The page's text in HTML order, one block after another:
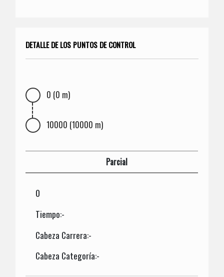
DETALLE DE LOS PUNTOS DE CONTROL
0 (0 m)
10000 (10000 m)
Parcial
0
Tiempo:-
Cabeza Carrera:-
Cabeza Categoría:-